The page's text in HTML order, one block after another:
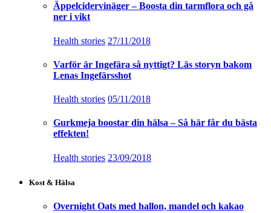
Äppelcidervinäger – Boosta din tarmflora och gå
ner i vikt
Health stories 27/11/2018
Varför är Ingefära så nyttigt? Läs storyn bakom
Lenas Ingefärsshot
Health stories 05/11/2018
Gurkmeja boostar din hälsa – Så här får du bästa
effekten!
Health stories 23/09/2018
Kost & Hälsa
Overnight Oats med hallon, mandel och kakao